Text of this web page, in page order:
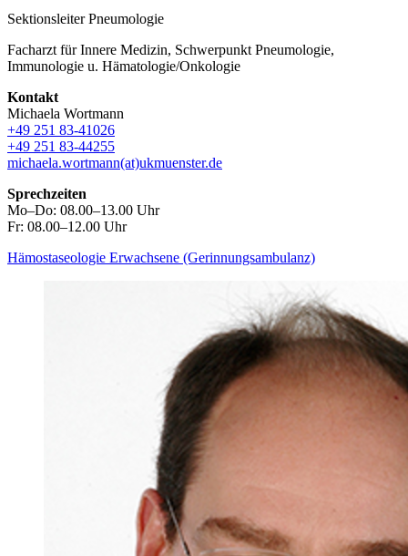
Sektionsleiter Pneumologie
Facharzt für Innere Medizin, Schwerpunkt Pneumologie,
Immunologie u. Hämatologie/Onkologie
Kontakt
Michaela Wortmann
+49 251 83-41026
+49 251 83-44255
michaela.wortmann(at)ukmuenster.de
Sprechzeiten
Mo–Do: 08.00–13.00 Uhr
Fr: 08.00–12.00 Uhr
Hämostaseologie Erwachsene (Gerinnungsambulanz)